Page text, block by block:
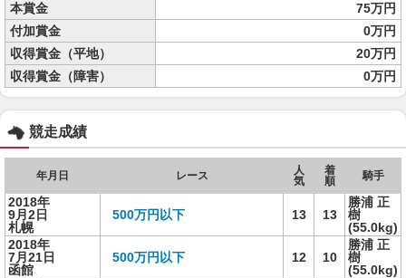
本賞金
75万円
付加賞金
0万円
収得賞金（平地）
20万円
収得賞金（障害）
0万円
競走成績
年月日 レース
人
気
着
順
騎手
2018年
9月2日
札幌
500万円以下 13 13
勝浦 正
樹
(55.0kg)
2018年
7月21日
函館
500万円以下 12 10
勝浦 正
樹
(55.0kg)